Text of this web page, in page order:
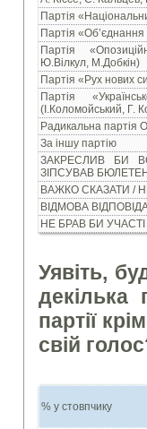
Партія
Партія
Партія
Ю.Вілкул, М.Добкін)
Партія «Рух нових
Партія
(І.Коломойський, Г.
Радикальна партія
За іншу партію
ЗАКРЕСЛИВ БИ
ЗІПСУВАВ
ВАЖКО СКАЗАТИ /
ВІДМОВА
НЕ БРАВ БИ
Уявіть,
декілька
партії
свій
% у стовпчику